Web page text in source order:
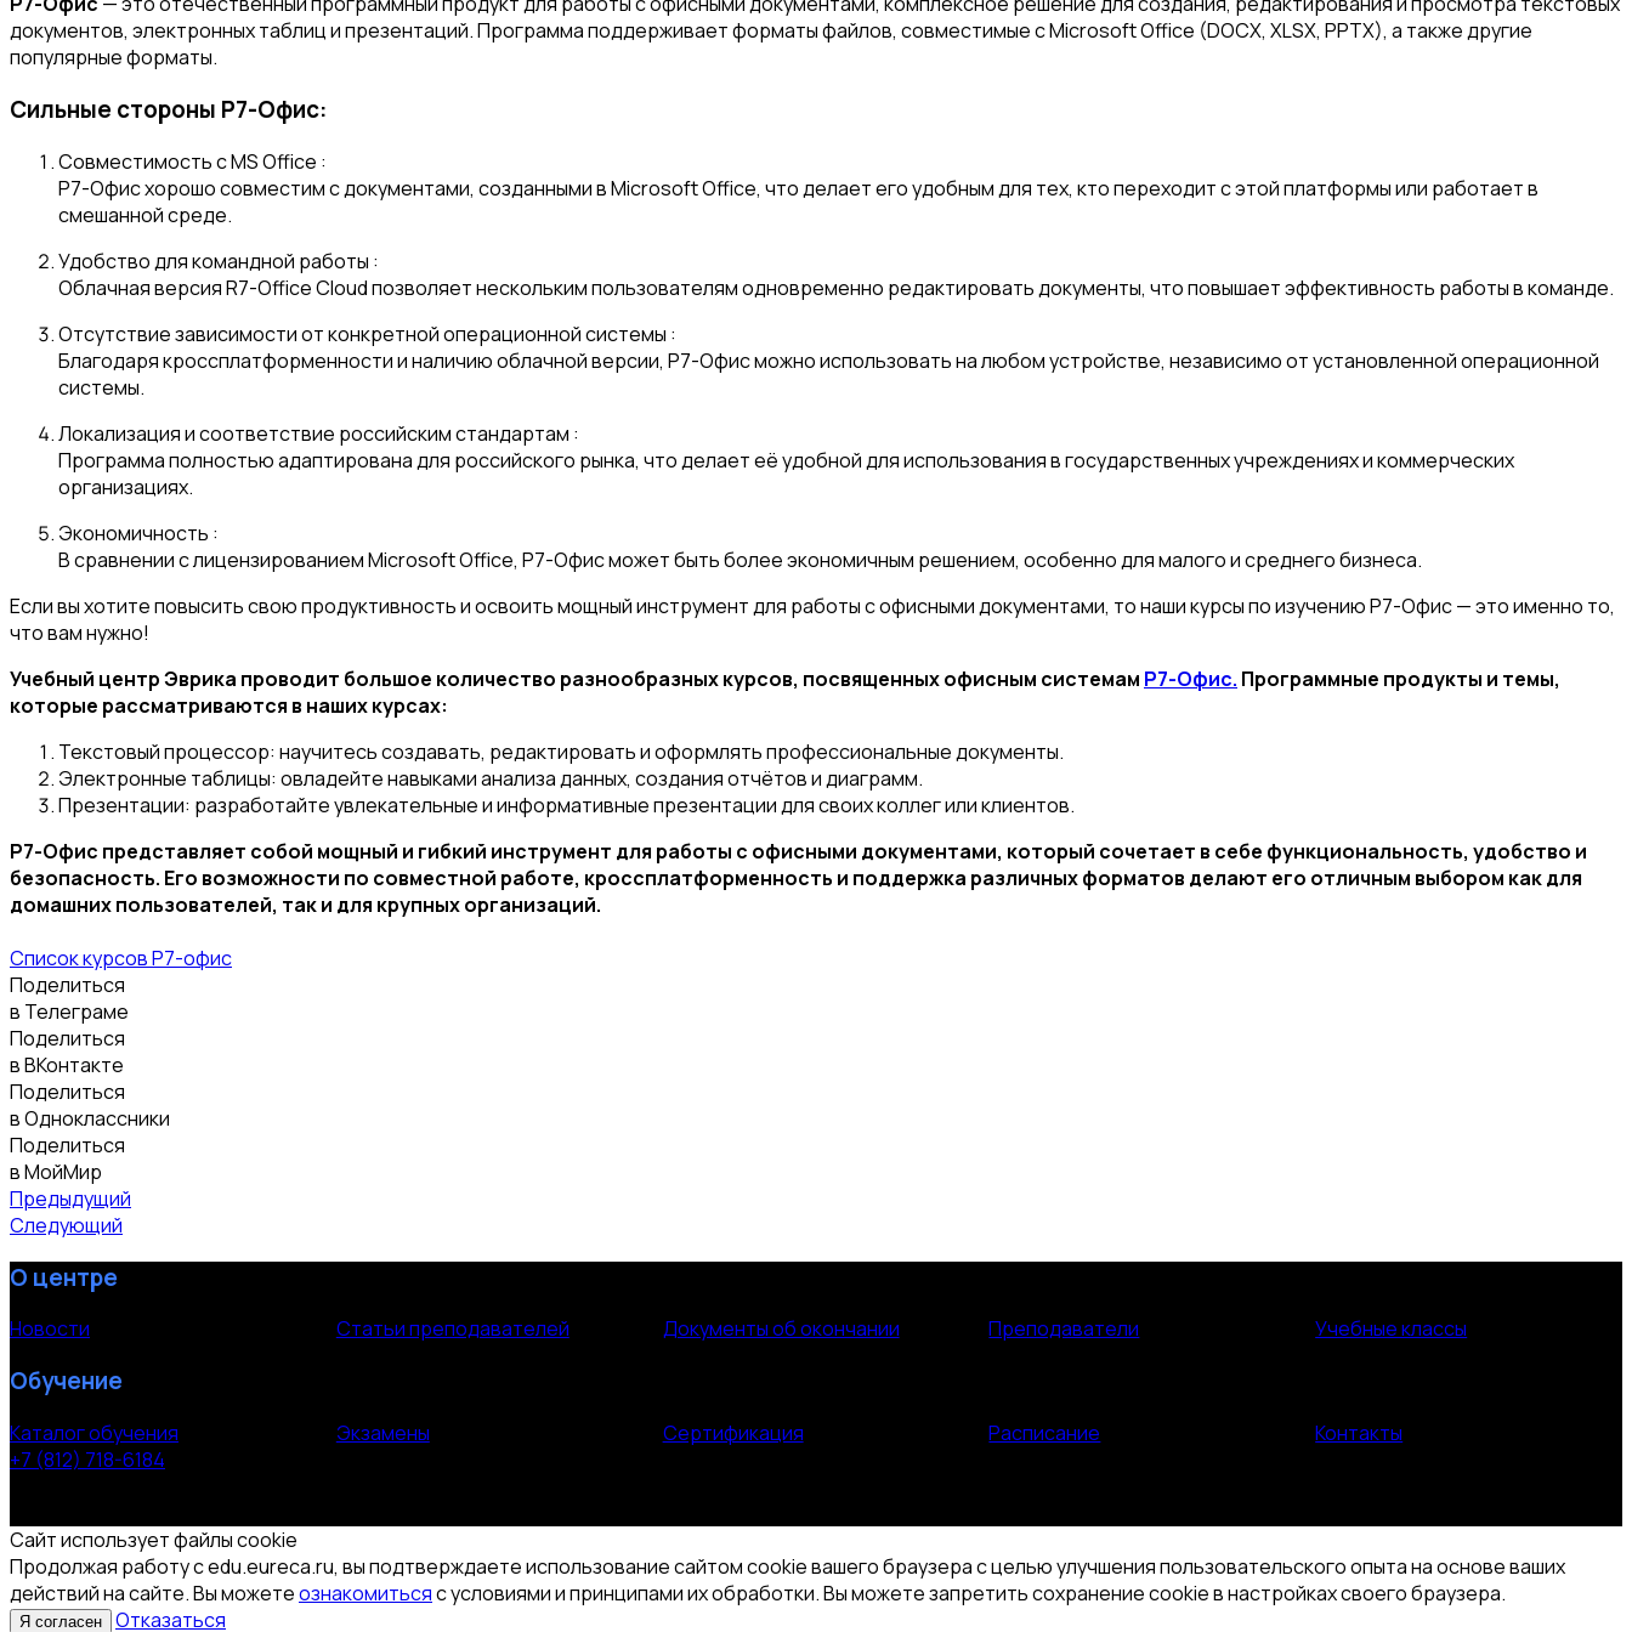
документов, электронных таблиц и презентаций. Программа поддерживает форматы файлов, совместимые с Microsoft Office (DOCX, XLSX, PPTX), а также другие
популярные форматы.
Сильные стороны Р7-Офис:
Совместимость с MS Office :
Р7-Офис хорошо совместим с документами, созданными в Microsoft Office, что делает его удобным для тех, кто переходит с этой платформы или работает в
смешанной среде.
Удобство для командной работы :
Облачная версия R7-Office Cloud позволяет нескольким пользователям одновременно редактировать документы, что повышает эффективность работы в команде.
Отсутствие зависимости от конкретной операционной системы :
Благодаря кроссплатформенности и наличию облачной версии, Р7-Офис можно использовать на любом устройстве, независимо от установленной операционной
системы.
Локализация и соответствие российским стандартам :
Программа полностью адаптирована для российского рынка, что делает её удобной для использования в государственных учреждениях и коммерческих
организациях.
Экономичность :
В сравнении с лицензированием Microsoft Office, Р7-Офис может быть более экономичным решением, особенно для малого и среднего бизнеса.
Если вы хотите повысить свою продуктивность и освоить мощный инструмент для работы с офисными документами, то наши курсы по изучению Р7-Офис — это именно то,
что вам нужно!
Учебный центр Эврика проводит большое количество разнообразных курсов, посвященных офисным системам Р7-Офис. Программные продукты и темы,
которые рассматриваются в наших курсах:
Текстовый процессор: научитесь создавать, редактировать и оформлять профессиональные документы.
Электронные таблицы: овладейте навыками анализа данных, создания отчётов и диаграмм.
Презентации: разработайте увлекательные и информативные презентации для своих коллег или клиентов.
Р7-Офис представляет собой мощный и гибкий инструмент для работы с офисными документами, который сочетает в себе функциональность, удобство и
безопасность. Его возможности по совместной работе, кроссплатформенность и поддержка различных форматов делают его отличным выбором как для
домашних пользователей, так и для крупных организаций.
Список курсов Р7-офис
Поделиться
в Телеграме
Поделиться
в ВКонтакте
Поделиться
в Одноклассники
Поделиться
в МойМир
Предыдущий
Следующий
О центре
Новости Статьи преподавателей Документы об окончании Преподаватели Учебные классы
Обучение
Каталог обучения Экзамены Сертификация Расписание
Контакты
+7 (812) 718-6184
Сайт использует файлы cookie
Продолжая работу с edu.eureca.ru, вы подтверждаете использование сайтом cookie вашего браузера с целью улучшения пользовательского опыта на основе ваших
действий на сайте. Вы можетеознакомитьсяс условиями и принципами их обработки. Вы можете запретить сохранение cookie в настройках своего браузера.
Я согласен Отказаться